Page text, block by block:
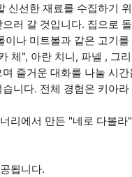
신선한 재료를 수집하기
러 갈 것입니다. 집으로
나 미트볼과 같은 고기
체", 아란 치니, 파넬 , 그
즐거운 대화를 나눌 시
니다. 전체 경험은 키아
리에서 만든 "네로 다볼
됩니다.